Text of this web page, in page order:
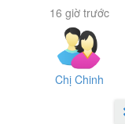
16 giờ trước
Chị Chinh